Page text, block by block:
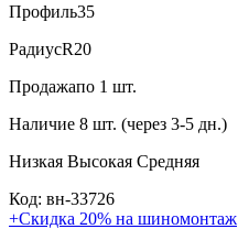
Профиль35
РадиусR20
Продажапо 1 шт.
Наличие 8 шт. (через 3-5 дн.)
Низкая Высокая Средняя
Код: вн-33726
+Скидка 20% на шиномонтаж